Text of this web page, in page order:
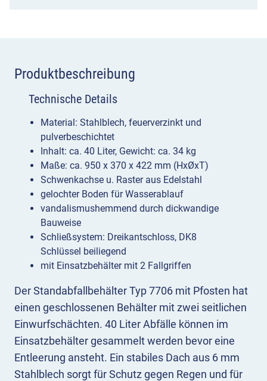
Produktbeschreibung
Der Standabfallbehälter Typ 7706 mit Pfosten hat
einen geschlossenen Behälter mit zwei seitlichen
Einwurfschächten. 40 Liter Abfälle können im
Einsatzbehälter gesammelt werden bevor eine
Entleerung ansteht. Ein stabiles Dach aus 6 mm
Stahlblech sorgt für Schutz gegen Regen und für
Technische Details
Material: Stahlblech, feuerverzinkt und
pulverbeschichtet
Inhalt: ca. 40 Liter, Gewicht: ca. 34 kg
Maße: ca. 950 x 370 x 422 mm (HxØxT)
Schwenkachse u. Raster aus Edelstahl
gelochter Boden für Wasserablauf
vandalismushemmend durch dickwandige
Bauweise
Schließsystem: Dreikantschloss, DK8
Schlüssel beiliegend
mit Einsatzbehälter mit 2 Fallgriffen